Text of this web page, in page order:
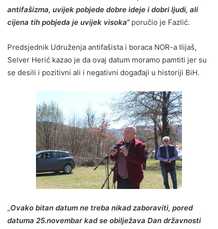
antifašizma, uvijek pobjede dobre ideje i dobri ljudi, ali
cijena tih pobjeda je uvijek visoka“poručio je Fazlić.
Predsjednik Udruženja antifašista i boraca NOR-a Ilijaš,
Selver Herić kazao je da ovaj datum moramo pamtiti jer su
se desili i pozitivni ali i negativni događaji u historiji BiH.
„Ovako bitan datum ne treba nikad zaboraviti, pored
datuma 25.novembar kad se obilježava Dan državnosti